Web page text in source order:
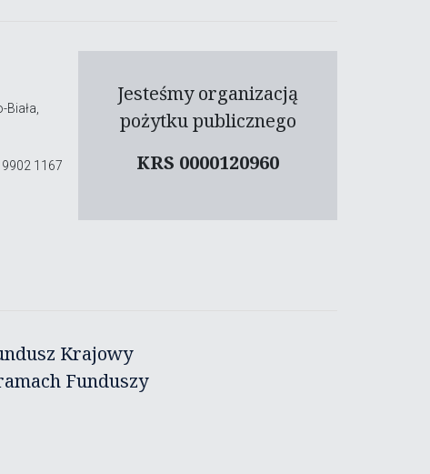
1167
Jesteśmy organizacją
pożytku publicznego
KRS 0000120960
Krajowy
Funduszy